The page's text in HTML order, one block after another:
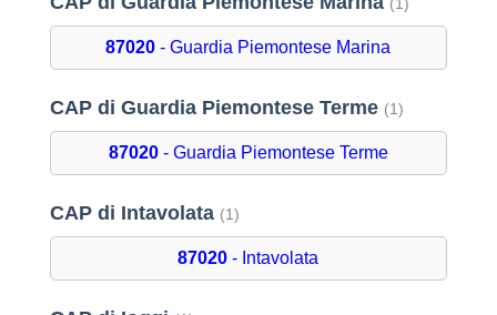
87020 - Guardia Piemontese Marina
CAP di Guardia Piemontese Terme (1)
87020- Guardia Piemontese Terme
CAP di Intavolata (1)
87020 - Intavolata